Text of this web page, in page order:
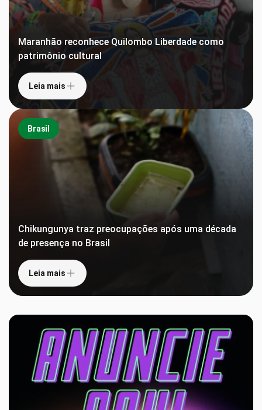
Maranhão reconhece Quilombo Liberdade como
patrimônio cultural
Leia mais
Brasil
Chikungunya traz preocupações após uma década
de presença no Brasil
Leia mais